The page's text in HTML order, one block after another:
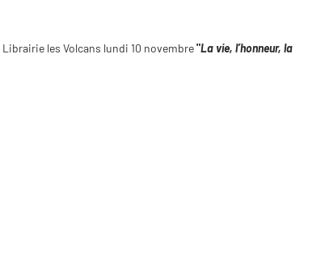
Librairie les Volcans lundi 10 novembre"La vie, l’honneur, la